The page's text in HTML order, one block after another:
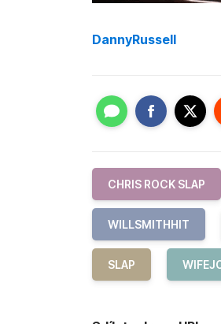
DannyRussell
CHRIS ROCK SLAP
WILLSMITHHIT
SLAP